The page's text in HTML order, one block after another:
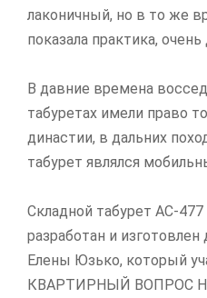
лаконичный, но в то же
показала практика,
В давние времена
табуретах имели право
династии, в дальних
табурет являлся
Складной табурет АС-
разработан и
Елены Юзько, который
КВАРТИРНЫЙ ВОПРОС